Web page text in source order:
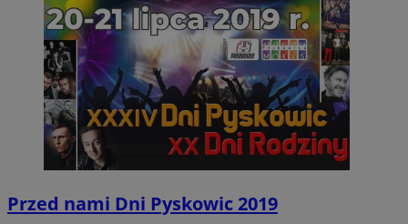
Przed nami Dni Pyskowic 2019